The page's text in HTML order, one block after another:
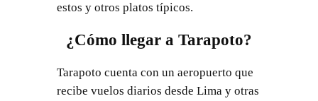
estos y otros platos típicos.
¿Cómo llegar a Tarapoto?
Tarapoto cuenta con un aeropuerto que
recibe vuelos diarios desde Lima y otras